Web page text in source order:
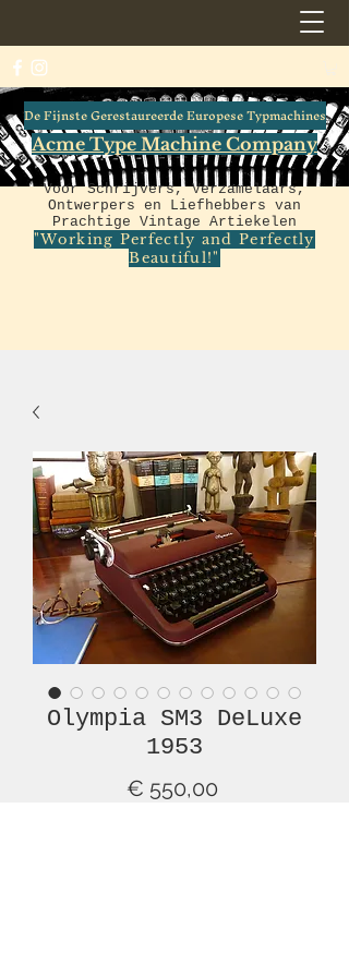
De Fijnste Gerestaureerde Europese Typmachines
Acme Type Machine Company
Voor Schrijvers, Verzamelaars,
Ontwerpers en Liefhebbers van
Prachtige Vintage Artiekelen
"Working Perfectly and Perfectly
Beautiful!"
Olympia SM3 DeLuxe
1953
€ 550,00Prijs